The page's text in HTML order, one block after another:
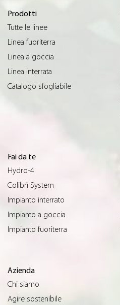
Prodotti
Tutte le linee
Linea fuoriterra
Linea a goccia
Linea interrata
Catalogo sfogliabile
Fai da te
Hydro-4
Colibrì System
Impianto interrato
Impianto a goccia
Impianto fuoriterra
Azienda
Chi siamo
Agire sostenibile